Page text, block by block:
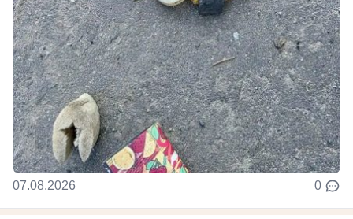
07.08.2026 0